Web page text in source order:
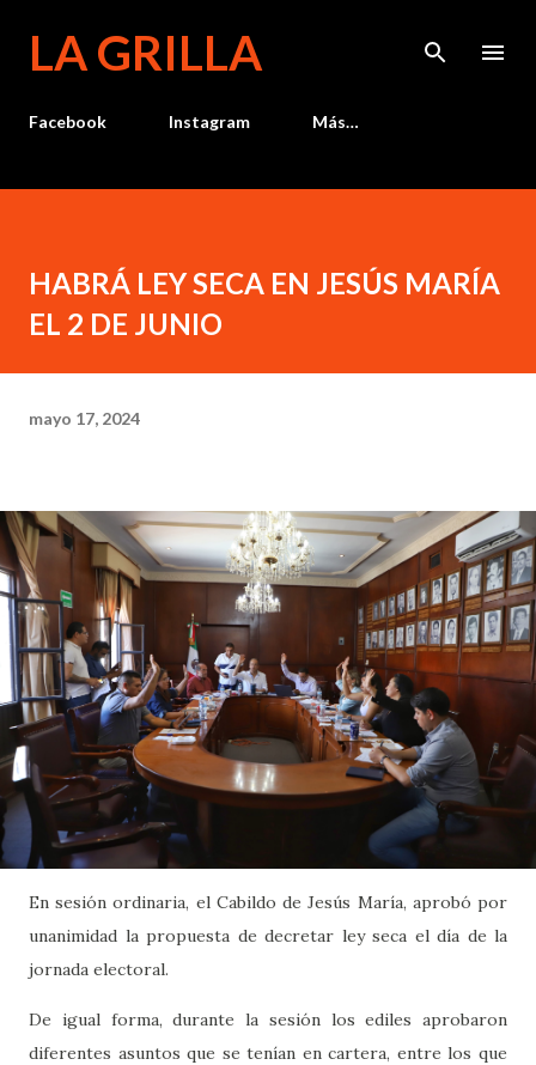
LA GRILLA
Facebook Instagram Más…
HABRÁ LEY SECA EN JESÚS MARÍA
EL 2 DE JUNIO
mayo 17, 2024
En sesión ordinaria, el Cabildo de Jesús María, aprobó por
unanimidad la propuesta de decretar ley seca el día de la
jornada electoral.
De igual forma, durante la sesión los ediles aprobaron
diferentes asuntos que se tenían en cartera, entre los que